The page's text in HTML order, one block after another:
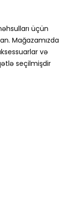
üçün
Mağazamızda
və
seçilmişdir